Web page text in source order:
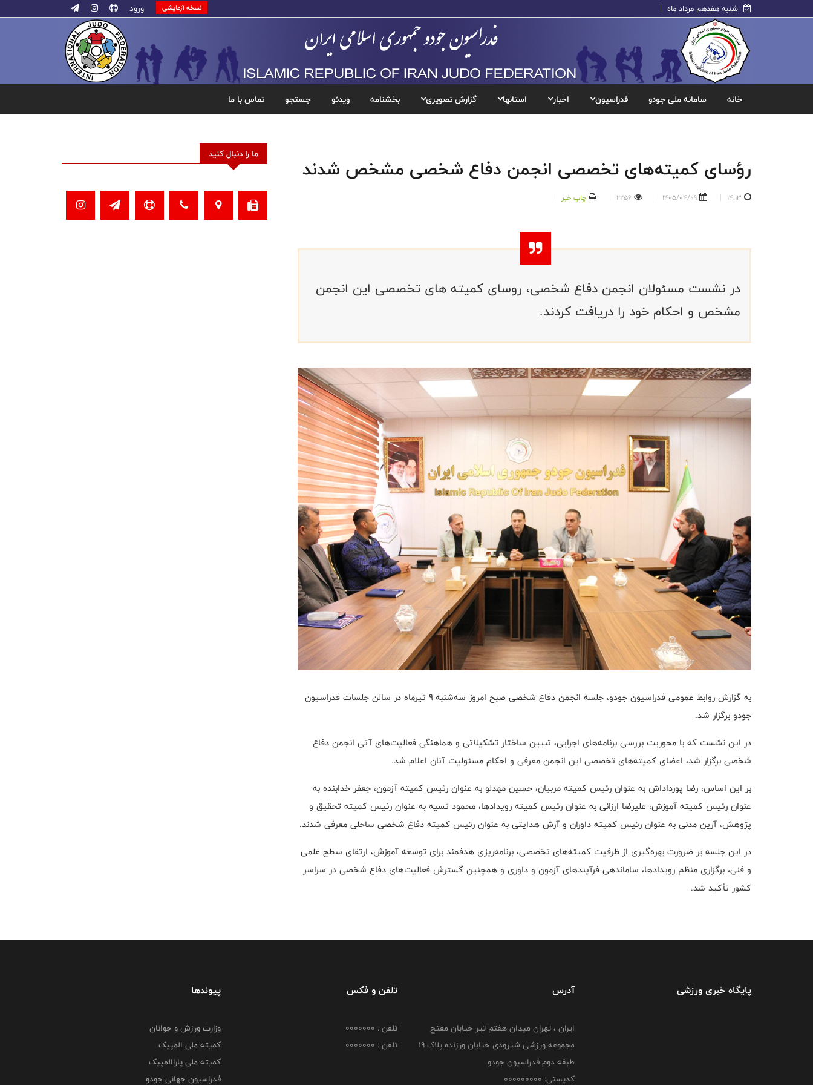
شنبه هفدهم مرداد ماه نسخه آزمایشی ورود
خانه سامانه ملی جودو فدراسیون اخبار استانها گزارش تصویری بخشنامه ویدئو جستجو تماس با ما
رؤسای کمیته‌های تخصصی انجمن دفاع شخصی مشخص شدند
14:13
1405/04/09
2256 چاپ خبر
در نشست مسئولان انجمن دفاع شخصی، روسای کمیته های تخصصی این انجمن
مشخص و احکام خود را دریافت کردند.
به گزارش روابط عمومی فدراسیون جودو، جلسه انجمن دفاع شخصی صبح امروز سه‌شنبه ۹ تیرماه در سالن جلسات فدراسیون
جودو برگزار شد.
در این نشست که با محوریت بررسی برنامه‌های اجرایی، تبیین ساختار تشکیلاتی و هماهنگی فعالیت‌های آتی انجمن دفاع
شخصی برگزار شد، اعضای کمیته‌های تخصصی این انجمن معرفی و احکام مسئولیت آنان اعلام شد.
بر این اساس، رضا پورداداش به عنوان رئیس کمیته مربیان، حسین مهدلو به عنوان رئیس کمیته آزمون، جعفر خدابنده به
عنوان رئیس کمیته آموزش، علیرضا ارزانی به عنوان رئیس کمیته رویدادها، محمود تسیه به عنوان رئیس کمیته تحقیق و
پژوهش، آرین مدنی به عنوان رئیس کمیته داوران و آرش هدایتی به عنوان رئیس کمیته دفاع شخصی ساحلی معرفی شدند.
در این جلسه بر ضرورت بهره‌گیری از ظرفیت کمیته‌های تخصصی، برنامه‌ریزی هدفمند برای توسعه آموزش، ارتقای سطح علمی
و فنی، برگزاری منظم رویدادها، ساماندهی فرآیندهای آزمون و داوری و همچنین گسترش فعالیت‌های دفاع شخصی در سراسر
کشور تأکید شد.
ما را دنبال کنید
پایگاه خبری ورزشی آدرس
ایران ، تهران میدان هفتم تیر خیابان مفتح
مجموعه ورزشی شیرودی خیابان ورزنده پلاک ۱۹
طبقه دوم فدراسیون جودو
کدپستی: 000000000
تلفن و فکس
تلفن : 0000000
تلفن : 0000000
پیوندها
وزارت ورزش و جوانان
کمیته ملی المپیک
کمیته ملی پاراالمپیک
فدراسیون جهانی جودو